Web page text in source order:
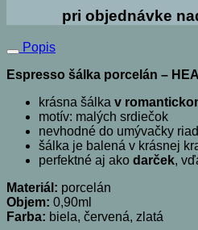
pri objednávke
Popis
Espresso šálka porcelán –
krásna šálka v
motív: malých srdiečok
nevhodné do umývačky
šálka je balená v krásnej
perfektné aj ako darček,
Materiál: porcelán
Objem: 0,90ml
Farba: biela, červená, zlatá